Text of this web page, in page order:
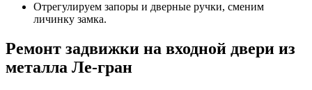
Отрегулируем запоры и дверные ручки, сменим
личинку замка.
Ремонт задвижки на входной двери из
металла Ле-гран